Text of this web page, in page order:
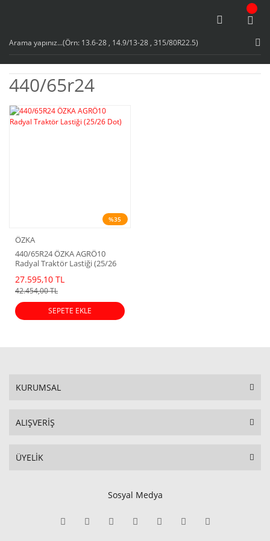
440/65r24
%35
ÖZKA
440/65R24 ÖZKA AGRÖ10
Radyal Traktör Lastiği (25/26
27.595,10 TL
42.454,00 TL
SEPETE EKLE
KURUMSAL
ALIŞVERİŞ
ÜYELİK
Sosyal Medya